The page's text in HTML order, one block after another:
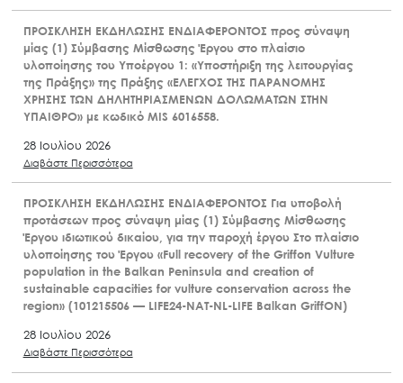
ΠΡΟΣΚΛΗΣΗ ΕΚΔΗΛΩΣΗΣ ΕΝΔΙΑΦΕΡΟΝΤΟΣ προς σύναψη
μίας (1) Σύμβασης Μίσθωσης Έργου στο πλαίσιο
υλοποίησης του Υποέργου 1: «Υποστήριξη της λειτουργίας
της Πράξης» της Πράξης «ΕΛΕΓΧΟΣ ΤΗΣ ΠΑΡΑΝΟΜΗΣ
ΧΡΗΣΗΣ ΤΩΝ ΔΗΛΗΤΗΡΙΑΣΜΕΝΩΝ ΔΟΛΩΜΑΤΩΝ ΣΤΗΝ
ΥΠΑΙΘΡΟ» με κωδικό MIS 6016558.
28 Ιουλίου 2026
Διαβάστε Περισσότερα
ΠΡΟΣΚΛΗΣΗ ΕΚΔΗΛΩΣΗΣ ΕΝΔΙΑΦΕΡΟΝΤΟΣ Για υποβολή
προτάσεων προς σύναψη μίας (1) Σύμβασης Μίσθωσης
Έργου ιδιωτικού δικαίου, για την παροχή έργου Στο πλαίσιο
υλοποίησης του Έργου «Full recovery of the Griffon Vulture
population in the Balkan Peninsula and creation of
sustainable capacities for vulture conservation across the
region» (101215506 — LIFE24-NAT-NL-LIFE Balkan GriffON)
28 Ιουλίου 2026
Διαβάστε Περισσότερα